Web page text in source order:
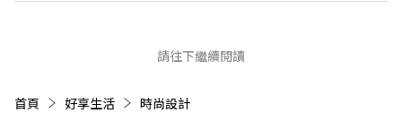
請往下繼續閱讀
首頁 好享生活 時尚設計